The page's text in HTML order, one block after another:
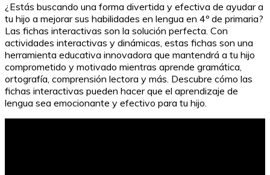
¿Estás buscando una forma divertida y efectiva de ayudar a
tu hijo a mejorar sus habilidades en lengua en 4º de primaria?
Las fichas interactivas son la solución perfecta. Con
actividades interactivas y dinámicas, estas fichas son una
herramienta educativa innovadora que mantendrá a tu hijo
comprometido y motivado mientras aprende gramática,
ortografía, comprensión lectora y más. Descubre cómo las
fichas interactivas pueden hacer que el aprendizaje de
lengua sea emocionante y efectivo para tu hijo.